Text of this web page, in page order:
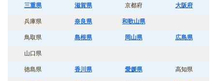
三重県 滋賀県 京都府 大阪府
兵庫県 奈良県 和歌山県
鳥取県 島根県 岡山県 広島県
山口県
徳島県 香川県 愛媛県 高知県